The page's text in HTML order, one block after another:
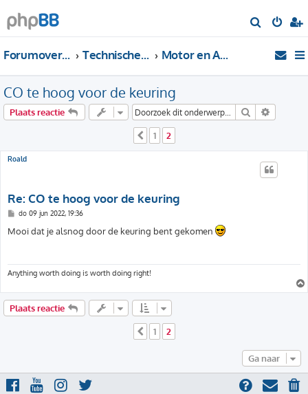
o
Forumoverzicht Technische Forums Motor en Aandrijving
CO te hoog voor de keuring
Plaats reactie Zoek
Vorige
1 2
Roald
Re: CO te hoog voor de keuring
B
r
i
do 09 jun 2022, 19:36
Mooi dat je alsnog door de keuring bent gekomen
Anything worth doing is worth doing right!
Plaats reactie
Vorige
1 2
Ga naar